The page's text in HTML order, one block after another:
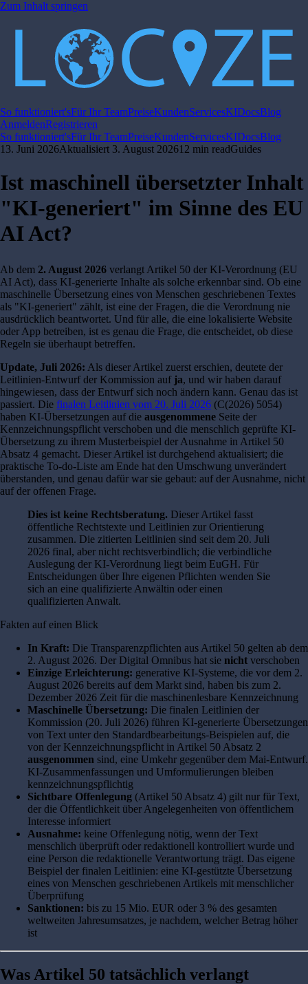
Zum Inhalt springen
So funktioniert'sFür Ihr TeamPreiseKundenServicesKIDocsBlog
AnmeldenRegistrieren
So funktioniert'sFür Ihr TeamPreiseKundenServicesKIDocsBlog
13. Juni 2026Aktualisiert 3. August 202612 min readGuides
Ist maschinell übersetzter Inhalt
"KI-generiert" im Sinne des EU
AI Act?
Ab dem 2. August 2026 verlangt Artikel 50 der KI-Verordnung (EU
AI Act), dass KI-generierte Inhalte als solche erkennbar sind. Ob eine
maschinelle Übersetzung eines von Menschen geschriebenen Textes
als "KI-generiert" zählt, ist eine der Fragen, die die Verordnung nie
ausdrücklich beantwortet. Und für alle, die eine lokalisierte Website
oder App betreiben, ist es genau die Frage, die entscheidet, ob diese
Regeln sie überhaupt betreffen.
Update, Juli 2026: Als dieser Artikel zuerst erschien, deutete der
Leitlinien-Entwurf der Kommission auf ja, und wir haben darauf
hingewiesen, dass der Entwurf sich noch ändern kann. Genau das ist
passiert. Die finalen Leitlinien vom 20. Juli 2026 (C(2026) 5054)
haben KI-Übersetzungen auf die ausgenommene Seite der
Kennzeichnungspflicht verschoben und die menschlich geprüfte KI-
Übersetzung zu ihrem Musterbeispiel der Ausnahme in Artikel 50
Absatz 4 gemacht. Dieser Artikel ist durchgehend aktualisiert; die
praktische To-do-Liste am Ende hat den Umschwung unverändert
überstanden, und genau dafür war sie gebaut: auf der Ausnahme, nicht
auf der offenen Frage.
Dies ist keine Rechtsberatung. Dieser Artikel fasst
öffentliche Rechtstexte und Leitlinien zur Orientierung
zusammen. Die zitierten Leitlinien sind seit dem 20. Juli
2026 final, aber nicht rechtsverbindlich; die verbindliche
Auslegung der KI-Verordnung liegt beim EuGH. Für
Entscheidungen über Ihre eigenen Pflichten wenden Sie
sich an eine qualifizierte Anwältin oder einen
qualifizierten Anwalt.
Fakten auf einen Blick
In Kraft: Die Transparenzpflichten aus Artikel 50 gelten ab dem
2. August 2026. Der Digital Omnibus hat sie nicht verschoben
Einzige Erleichterung: generative KI-Systeme, die vor dem 2.
August 2026 bereits auf dem Markt sind, haben bis zum 2.
Dezember 2026 Zeit für die maschinenlesbare Kennzeichnung
Maschinelle Übersetzung: Die finalen Leitlinien der
Kommission (20. Juli 2026) führen KI-generierte Übersetzungen
von Text unter den Standardbearbeitungs-Beispielen auf, die
von der Kennzeichnungspflicht in Artikel 50 Absatz 2
ausgenommen sind, eine Umkehr gegenüber dem Mai-Entwurf.
KI-Zusammenfassungen und Umformulierungen bleiben
kennzeichnungspflichtig
Sichtbare Offenlegung (Artikel 50 Absatz 4) gilt nur für Text,
der die Öffentlichkeit über Angelegenheiten von öffentlichem
Interesse informiert
Ausnahme: keine Offenlegung nötig, wenn der Text
menschlich überprüft oder redaktionell kontrolliert wurde und
eine Person die redaktionelle Verantwortung trägt. Das eigene
Beispiel der finalen Leitlinien: eine KI-gestützte Übersetzung
eines von Menschen geschriebenen Artikels mit menschlicher
Überprüfung
Sanktionen: bis zu 15 Mio. EUR oder 3 % des gesamten
weltweiten Jahresumsatzes, je nachdem, welcher Betrag höher
ist
Was Artikel 50 tatsächlich verlangt